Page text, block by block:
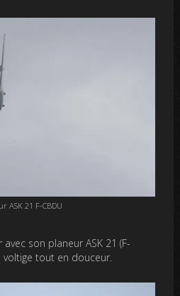
ASK 21 F-CBDU
son planeur ASK 21 (F-
voltige tout en douceur.